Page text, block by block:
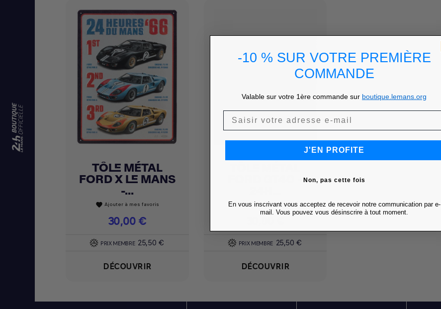
Achat express
TÔLE MÉTAL
FORD X LE MANS
-...
favorite Ajouter à mes favoris
Prix
30,00 €
PRIX MEMBRE 25,50 €
DÉCOUVRIR
favoriteAjouter à mes favoris
PRIX MEMBRE 25,50 €
DÉCOUVRIR
-10 % SUR VOTRE PREMIÈRE
COMMANDE
Valable sur votre 1ère commande sur boutique.lemans.org
J'EN PROFITE
Non, pas cette fois
En vous inscrivant vous acceptez de recevoir notre communication par e-
mail. Vous pouvez vous désinscrire à tout moment.